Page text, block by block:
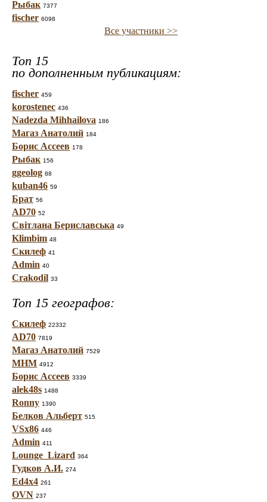
Рыбак 7377
fischer 6098
Все участники >>
Топ 15
по дополненным публикациям:
fischer 459
korostenec 436
Nadezda Mihhailova 186
Магаз Анатолий 184
Борис Ассеев 178
Рыбак 156
ggeolog 88
kuban46 59
Брат 56
AD70 52
Світлана Бериславська 49
Klimbim 48
Скилеф 41
Admin 40
Crakodil 33
Топ 15 географов:
Скилеф 22332
AD70 7819
Магаз Анатолий 7529
МНМ 4912
Борис Ассеев 3339
alek48s 1488
Ronny 1390
Белков Альберт 515
VSx86 446
Admin 411
Lounge_Lizard 364
Гудков А.И. 274
Ed4x4 261
OVN 237